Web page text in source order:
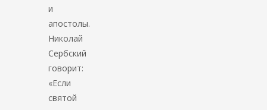
и
апостолы.
Николай
Сербский
говорит:
«Если
святой